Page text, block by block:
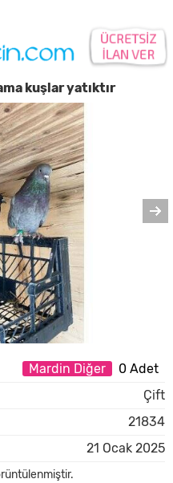
kuşlar yatıktır
Mardin Diğer
0 Adet
Çift
21834
21 Ocak 2025